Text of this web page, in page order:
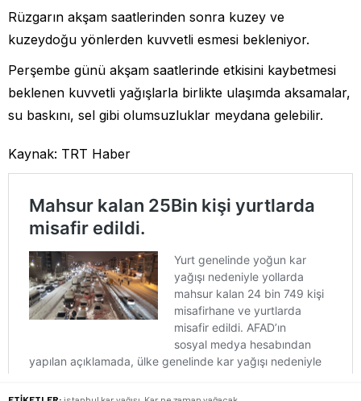
Rüzgarın akşam saatlerinden sonra kuzey ve
kuzeydoğu yönlerden kuvvetli esmesi bekleniyor.
Perşembe günü akşam saatlerinde etkisini kaybetmesi
beklenen kuvvetli yağışlarla birlikte ulaşımda aksamalar,
su baskını, sel gibi olumsuzluklar meydana gelebilir.
Kaynak: TRT Haber